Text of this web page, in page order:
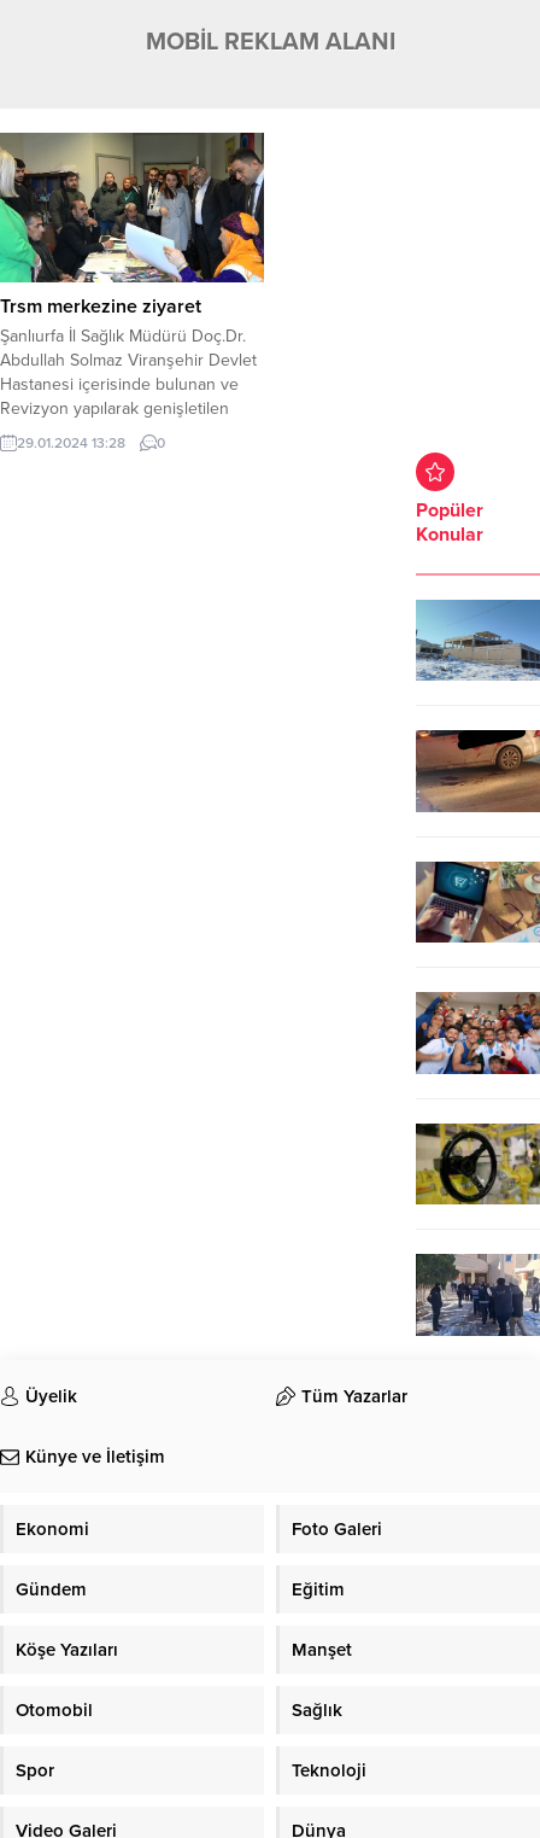
MOBİL REKLAM ALANI
Trsm merkezine ziyaret
Şanlıurfa İl Sağlık Müdürü Doç.Dr.
Abdullah Solmaz Viranşehir Devlet
Hastanesi içerisinde bulunan ve
Revizyon yapılarak genişletilen
sosyal faaliyet alanı oluşturulan
Trsm merkezini ziyaret etti.
29.01.2024 13:28 0
Popüler
Konular
Üyelik Tüm Yazarlar
Künye ve İletişim
Ekonomi Foto Galeri
Gündem Eğitim
Köşe Yazıları Manşet
Otomobil Sağlık
Spor Teknoloji
Video Galeri Dünya